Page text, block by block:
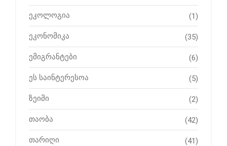
ეკოლოგია (1)
ეკონომიკა (35)
ემიგრანტები (6)
ეს საინტერესოა (5)
ზეიმი (2)
თაობა (42)
თარიღი (41)